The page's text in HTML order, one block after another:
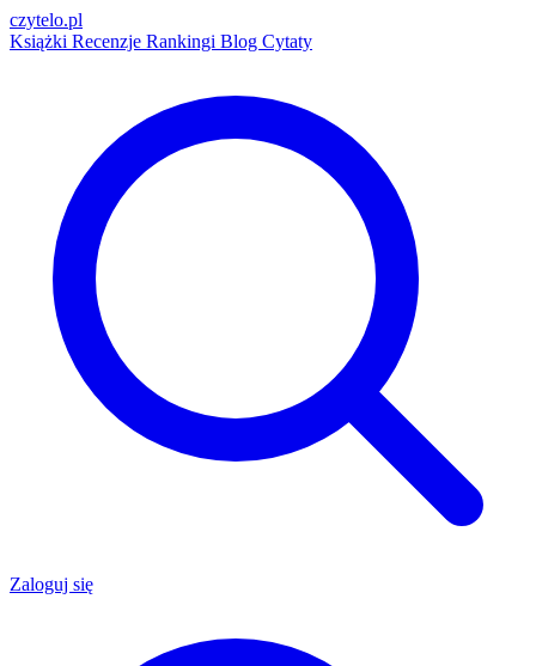
czytelo.pl
Książki Recenzje Rankingi Blog Cytaty
Zaloguj się